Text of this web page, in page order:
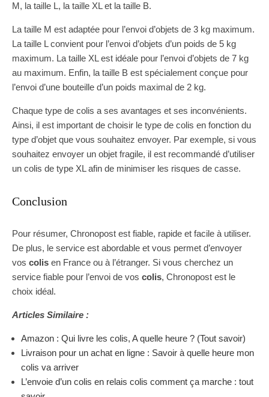
M, la taille L, la taille XL et la taille B.
La taille M est adaptée pour l’envoi d’objets de 3 kg maximum.
La taille L convient pour l’envoi d’objets d’un poids de 5 kg
maximum. La taille XL est idéale pour l’envoi d’objets de 7 kg
au maximum. Enfin, la taille B est spécialement conçue pour
l’envoi d’une bouteille d’un poids maximal de 2 kg.
Chaque type de colis a ses avantages et ses inconvénients.
Ainsi, il est important de choisir le type de colis en fonction du
type d’objet que vous souhaitez envoyer. Par exemple, si vous
souhaitez envoyer un objet fragile, il est recommandé d’utiliser
un colis de type XL afin de minimiser les risques de casse.
Conclusion
Pour résumer, Chronopost est fiable, rapide et facile à utiliser.
De plus, le service est abordable et vous permet d’envoyer
vos colis en France ou à l’étranger. Si vous cherchez un
service fiable pour l’envoi de vos colis, Chronopost est le
choix idéal.
Articles Similaire :
Amazon : Qui livre les colis, A quelle heure ? (Tout savoir)
Livraison pour un achat en ligne : Savoir à quelle heure mon
colis va arriver
L’envoie d’un colis en relais colis comment ça marche : tout